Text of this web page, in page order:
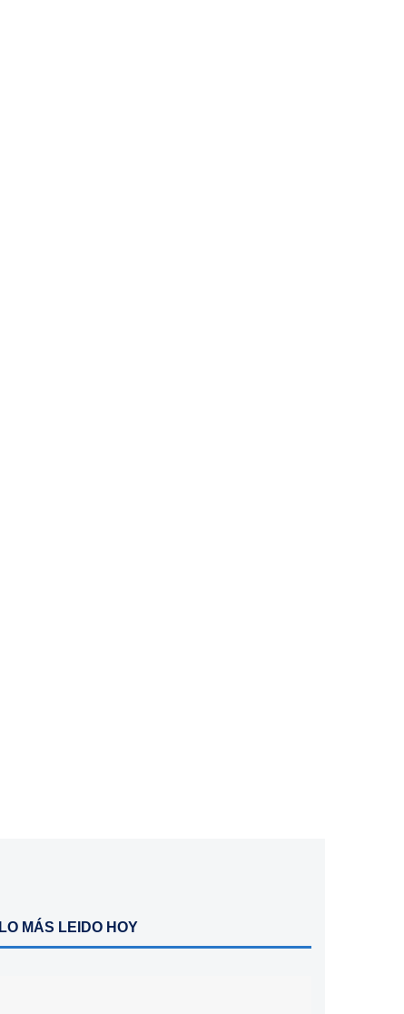
LO MÁS LEIDO HOY